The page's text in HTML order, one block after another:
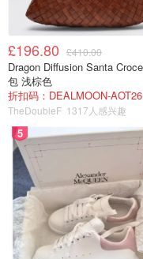
£196.80 £410.00
Dragon Diffusion Santa Croce 小号
包 浅棕色
折扣码：DEALMOON-AOT26
TheDoubleF 1317人感兴趣
5